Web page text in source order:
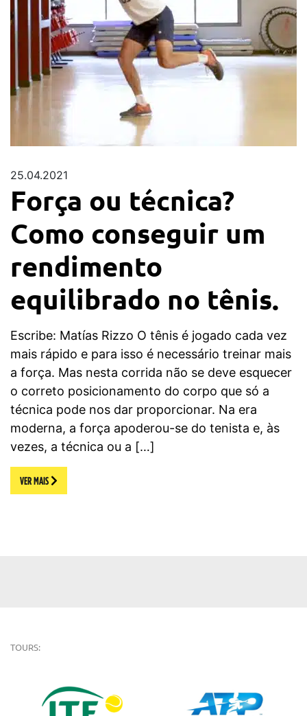
25.04.2021
Força ou técnica?
Como conseguir um
rendimento
equilibrado no tênis.
Escribe: Matías Rizzo O tênis é jogado cada vez
mais rápido e para isso é necessário treinar mais
a força. Mas nesta corrida não se deve esquecer
o correto posicionamento do corpo que só a
técnica pode nos dar proporcionar. Na era
moderna, a força apoderou-se do tenista e, às
vezes, a técnica ou a […]
VER MAIS
TOURS: